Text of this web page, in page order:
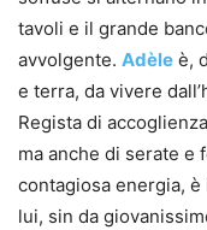
tavoli e il grande
avvolgente. Adèle è,
e terra, da vivere
Regista di
ma anche di serate e
contagiosa energia,
lui, sin da